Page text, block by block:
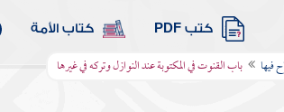
كتب PDF كتاب الأمة
فيها باب القنوت في المكتوبة عند النوازل وتركه في غيرها